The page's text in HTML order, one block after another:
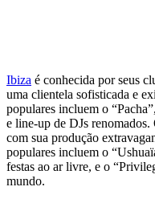
Ibiza é conhecida por seus
uma clientela sofisticada e
populares incluem o
e line-up de DJs
com sua produção
populares incluem o
festas ao ar livre, e o
mundo.